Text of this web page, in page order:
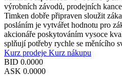
výrobních závodů, prodejních
Timken dobře připraven sloužit
posláním je vytvářet hodnotu pro
akcionáře poskytováním vysoce
splňují potřeby rychle se měnícího
Kurz prodeje Kurz nákupu
BID 0.0000
ASK 0.0000